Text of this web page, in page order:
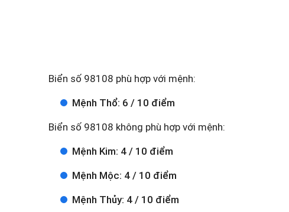
Biển số 98108 phù hợp với mệnh:
Mệnh Thổ: 6 / 10 điểm
Biển số 98108 không phù hợp với mệnh:
Mệnh Kim: 4 / 10 điểm
Mệnh Mộc: 4 / 10 điểm
Mệnh Thủy: 4 / 10 điểm